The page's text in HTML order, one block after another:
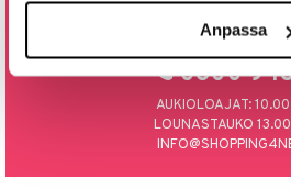
Anpassa
SOITA TAI LAITA MEILLE
0800 9
AUKIOLOAJAT:
LOUNASTAUKO